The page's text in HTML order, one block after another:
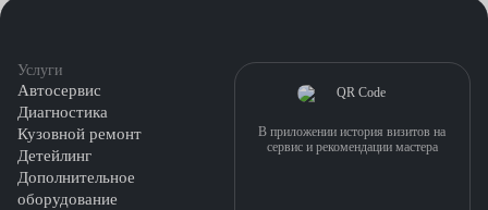
Услуги
Автосервис
Диагностика
Кузовной ремонт
Детейлинг
Дополнительное
оборудование
В приложении история визитов на
сервис и рекомендации мастера